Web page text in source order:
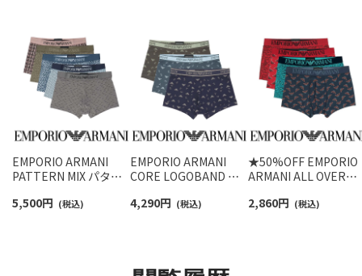
EMPORIO ARMANI
PATTERN MIX パター
ンツ 【S/M/L】 前閉じ
5,500円 (税込)
EMPORIO ARMANI
CORE LOGOBAND コ
パンツ 【S/M/L/XL】 前
4,290円 (税込)
★50%OFF EMPORIO
ARMANI ALL OVER
ーバーマイクロファイ
2,860円 (税込)